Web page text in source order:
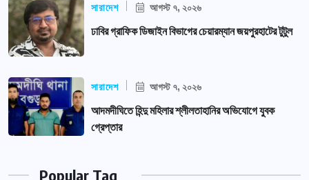
সারাদেশ আগস্ট ৭, ২০২৬
ঢাবির গ্রাফিক ডিজাইন বিভাগের চেয়ারম্যান জয়পুরহাটের টুটুল
সারাদেশ আগস্ট ৭, ২০২৬
আদমদীঘিতে হিন্দু মহিলার শ্লীলতাহানির অভিযোগে যুবক
গ্রেপ্তার
Popular Tag